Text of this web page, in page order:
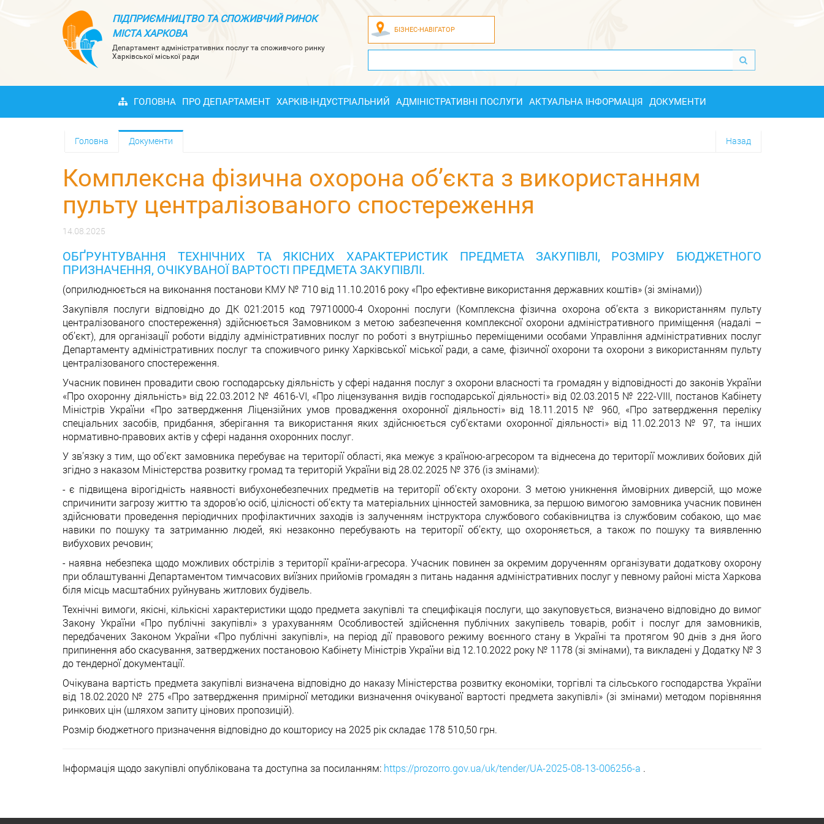
ПІДПРИЄМНИЦТВО ТА СПОЖИВЧИЙ РИНОК
МІСТА ХАРКОВА
Департамент адміністративних послуг та споживчого ринку
Харківської міської ради
БІЗНЕС-НАВІГАТОР
ГОЛОВНА ПРО ДЕПАРТАМЕНТ ХАРКІВ-ІНДУСТРІАЛЬНИЙ АДМІНІСТРАТИВНІ ПОСЛУГИ АКТУАЛЬНА ІНФОРМАЦІЯ ДОКУМЕНТИ
Назад
Головна Документи
Комплексна фізична охорона об’єкта з використанням
пульту централізованого спостереження
14.08.2025
ОБҐРУНТУВАННЯ ТЕХНІЧНИХ ТА ЯКІСНИХ ХАРАКТЕРИСТИК ПРЕДМЕТА ЗАКУПІВЛІ, РОЗМІРУ БЮДЖЕТНОГО
ПРИЗНАЧЕННЯ, ОЧІКУВАНОЇ ВАРТОСТІ ПРЕДМЕТА ЗАКУПІВЛІ.
(оприлюднюється на виконання постанови КМУ № 710 від 11.10.2016 року «Про ефективне використання державних коштів» (зі змінами))
Закупівля послуги відповідно до ДК 021:2015 код 79710000-4 Охоронні послуги (Комплексна фізична охорона об’єкта з використанням пульту
централізованого спостереження) здійснюється Замовником з метою забезпечення комплексної охорони адміністративного приміщення (надалі –
об’єкт), для організації роботи відділу адміністративних послуг по роботі з внутрішньо переміщеними особами Управління адміністративних послуг
Департаменту адміністративних послуг та споживчого ринку Харківської міської ради, а саме, фізичної охорони та охорони з використанням пульту
централізованого спостереження.
Учасник повинен провадити свою господарську діяльність у сфері надання послуг з охорони власності та громадян у відповідності до законів України
«Про охоронну діяльність» від 22.03.2012 № 4616-VI, «Про ліцензування видів господарської діяльності» від 02.03.2015 № 222-VIII, постанов Кабінету
Міністрів України «Про затвердження Ліцензійних умов провадження охоронної діяльності» від 18.11.2015 № 960, «Про затвердження переліку
спеціальних засобів, придбання, зберігання та використання яких здійснюється суб’єктами охоронної діяльності» від 11.02.2013 № 97, та інших
нормативно-правових актів у сфері надання охоронних послуг.
У зв’язку з тим, що об’єкт замовника перебуває на території області, яка межує з країною-агресором та віднесена до території можливих бойових дій
згідно з наказом Міністерства розвитку громад та територій України від 28.02.2025 № 376 (із змінами):
- є підвищена вірогідність наявності вибухонебезпечних предметів на території об’єкту охорони. З метою уникнення ймовірних диверсій, що може
спричинити загрозу життю та здоров’ю осіб, цілісності об’єкту та матеріальних цінностей замовника, за першою вимогою замовника учасник повинен
здійснювати проведення періодичних профілактичних заходів із залученням інструктора службового собаківництва із службовим собакою, що має
навики по пошуку та затриманню людей, які незаконно перебувають на території об’єкту, що охороняється, а також по пошуку та виявленню
вибухових речовин;
- наявна небезпека щодо можливих обстрілів з території країни-агресора. Учасник повинен за окремим дорученням організувати додаткову охорону
при облаштуванні Департаментом тимчасових виїзних прийомів громадян з питань надання адміністративних послуг у певному районі міста Харкова
біля місць масштабних руйнувань житлових будівель.
Технічні вимоги, якісні, кількісні характеристики щодо предмета закупівлі та специфікація послуги, що закуповується, визначено відповідно до вимог
Закону України «Про публічні закупівлі» з урахуванням Особливостей здійснення публічних закупівель товарів, робіт і послуг для замовників,
передбачених Законом України «Про публічні закупівлі», на період дії правового режиму воєнного стану в Україні та протягом 90 днів з дня його
припинення або скасування, затверджених постановою Кабінету Міністрів України від 12.10.2022 року № 1178 (зі змінами), та викладені у Додатку № 3
до тендерної документації.
Очікувана вартість предмета закупівлі визначена відповідно до наказу Міністерства розвитку економіки, торгівлі та сільського господарства України
від 18.02.2020 № 275 «Про затвердження примірної методики визначення очікуваної вартості предмета закупівлі» (зі змінами) методом порівняння
ринкових цін (шляхом запиту цінових пропозицій).
Розмір бюджетного призначення відповідно до кошторису на 2025 рік складає 178 510,50 грн.
Інформація щодо закупівлі опублікована та доступна за посиланням: https://prozorro.gov.ua/uk/tender/UA-2025-08-13-006256-a .